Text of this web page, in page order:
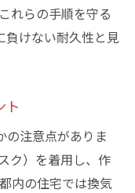
れらの手順を守る
負けない耐久性と見
ト
の注意点がありま
ク）を着用し、作
内の住宅では換気